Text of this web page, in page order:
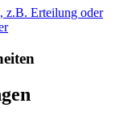
z.B. Erteilung oder